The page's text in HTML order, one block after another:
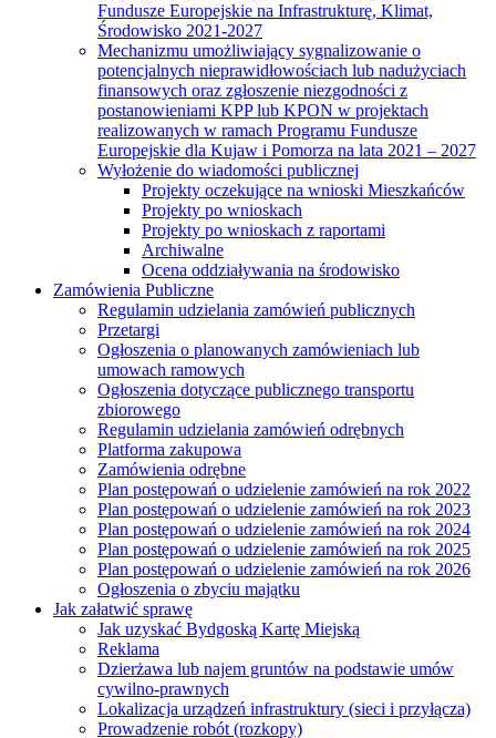
Fundusze Europejskie na Infrastrukturę, Klimat,
Środowisko 2021-2027
Mechanizmu umożliwiający sygnalizowanie o
potencjalnych nieprawidłowościach lub nadużyciach
finansowych oraz zgłoszenie niezgodności z
postanowieniami KPP lub KPON w projektach
realizowanych w ramach Programu Fundusze
Europejskie dla Kujaw i Pomorza na lata 2021 – 2027
Wyłożenie do wiadomości publicznej
Projekty oczekujące na wnioski Mieszkańców
Projekty po wnioskach
Projekty po wnioskach z raportami
Archiwalne
Ocena oddziaływania na środowisko
Zamówienia Publiczne
Regulamin udzielania zamówień publicznych
Przetargi
Ogłoszenia o planowanych zamówieniach lub
umowach ramowych
Ogłoszenia dotyczące publicznego transportu
zbiorowego
Regulamin udzielania zamówień odrębnych
Platforma zakupowa
Zamówienia odrębne
Plan postępowań o udzielenie zamówień na rok 2022
Plan postępowań o udzielenie zamówień na rok 2023
Plan postępowań o udzielenie zamówień na rok 2024
Plan postępowań o udzielenie zamówień na rok 2025
Plan postępowań o udzielenie zamówień na rok 2026
Ogłoszenia o zbyciu majątku
Jak załatwić sprawę
Jak uzyskać Bydgoską Kartę Miejską
Reklama
Dzierżawa lub najem gruntów na podstawie umów
cywilno-prawnych
Lokalizacja urządzeń infrastruktury (sieci i przyłącza)
Prowadzenie robót (rozkopy)